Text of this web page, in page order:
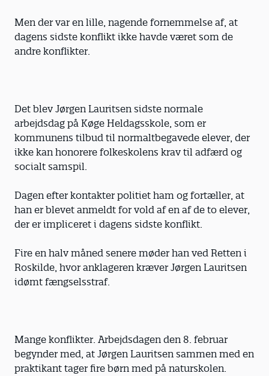
Men der var en lille, nagende fornemmelse af, at
dagens sidste konflikt ikke havde været som de
andre konflikter.
Det blev Jørgen Lauritsen sidste normale
arbejdsdag på Køge Heldagsskole, som er
kommunens tilbud til normaltbegavede elever, der
ikke kan honorere folkeskolens krav til adfærd og
socialt samspil.
Dagen efter kontakter politiet ham og fortæller, at
han er blevet anmeldt for vold af en af de to elever,
der er impliceret i dagens sidste konflikt.
Fire en halv måned senere møder han ved Retten i
Roskilde, hvor anklageren kræver Jørgen Lauritsen
idømt fængselsstraf.
Mange konflikter. Arbejdsdagen den 8. februar
begynder med, at Jørgen Lauritsen sammen med en
praktikant tager fire børn med på naturskolen.